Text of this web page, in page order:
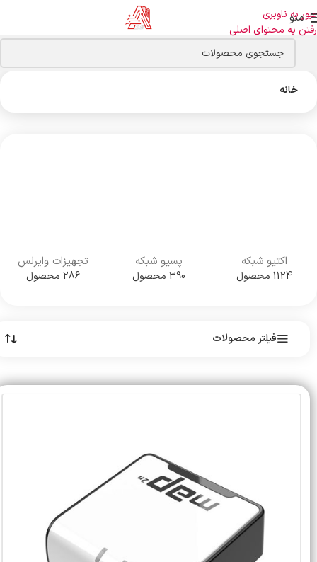
عبور به ناوبری
رفتن به محتوای اصلی
منو
خانه
اکتیو شبکه
1124 محصول
پسیو شبکه
390 محصول
تجهیزات وایرلس
286 محصول
فیلتر محصولات